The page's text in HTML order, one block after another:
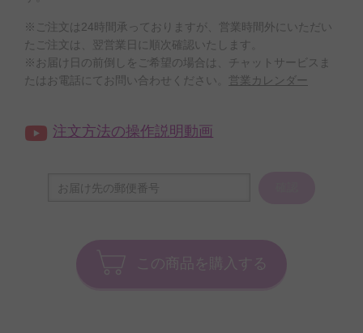
※ご注文は24時間承っておりますが、営業時間外にいただい
たご注文は、翌営業日に順次確認いたします。
※お届け日の前倒しをご希望の場合は、チャットサービスま
たはお電話にてお問い合わせください。
営業カレンダー
注文方法の操作説明動画
この商品を購入する